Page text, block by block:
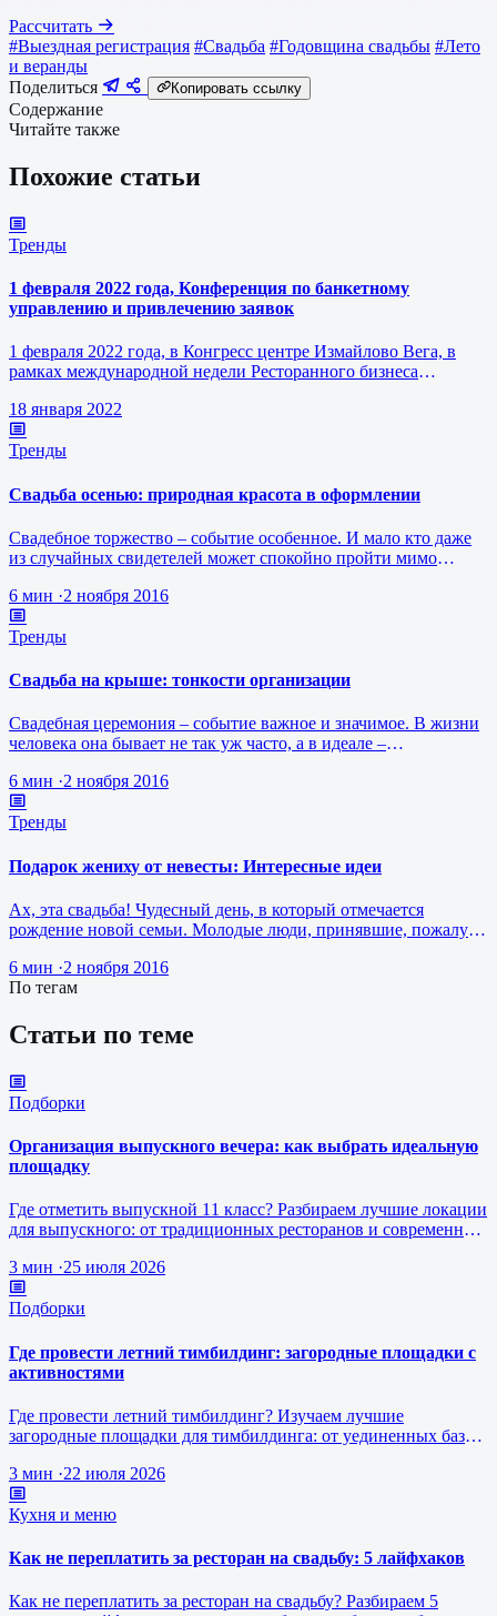
Рассчитать
#Выездная регистрация #Свадьба #Годовщина свадьбы #Лето
и веранды
Поделиться
Копировать ссылку
Содержание
Читайте также
Похожие статьи
Тренды
1 февраля 2022 года, Конференция по банкетному
управлению и привлечению заявок
1 февраля 2022 года, в Конгресс центре Измайлово Вега, в
рамках международной недели Ресторанного бизнеса
18 января 2022
Тренды
Свадьба осенью: природная красота в оформлении
Свадебное торжество – событие особенное. И мало кто даже
из случайных свидетелей может спокойно пройти мимо
6 мин ·2 ноября 2016
Тренды
Свадьба на крыше: тонкости организации
Свадебная церемония – событие важное и значимое. В жизни
человека она бывает не так уж часто, а в идеале –
6 мин ·2 ноября 2016
Тренды
Подарок жениху от невесты: Интересные идеи
Ах, эта свадьба! Чудесный день, в который отмечается
рождение новой семьи. Молодые люди, принявшие, пожалуй,
6 мин ·2 ноября 2016
По тегам
Статьи по теме
Подборки
Организация выпускного вечера: как выбрать идеальную
площадку
Где отметить выпускной 11 класс? Разбираем лучшие локации
для выпускного: от традиционных ресторанов и современных
3 мин ·25 июля 2026
Подборки
Где провести летний тимбилдинг: загородные площадки с
активностями
Где провести летний тимбилдинг? Изучаем лучшие
загородные площадки для тимбилдинга: от уединенных баз
3 мин ·22 июля 2026
Кухня и меню
Как не переплатить за ресторан на свадьбу: 5 лайфхаков
Как не переплатить за ресторан на свадьбу? Разбираем 5